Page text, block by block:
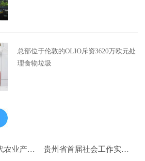
总部位于伦敦的OLIO斥资3620万欧元处
理食物垃圾
贵定县开展现代农业产业“稻+N”田间示范技术培训 贵州省首届社会工作实务技能大赛启动